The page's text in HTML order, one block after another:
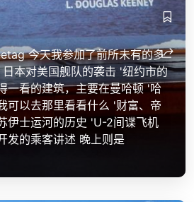
今天我参加了前所未有的多
本对美国舰队的袭击 '纽约市的
一看的建筑，主要在曼哈顿 '哈
可以去那里看看什么 '财富、帝
伊士运河的历史 'U-2间谍飞机
发的乘客讲述 晚上则是